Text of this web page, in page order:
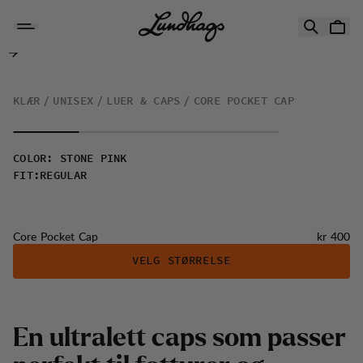
Core Pocket Cap
KLÆR UNISEX LUER & CAPS CORE POCKET CAP
COLOR : STONE PINK
FIT: REGULAR
Core Pocket Cap Pris:
kr 400
VELG STØRRELSE
En ultralett caps som passer